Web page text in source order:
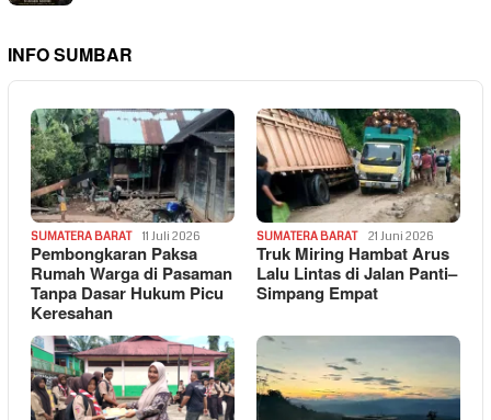
INFO SUMBAR
SUMATERA BARAT 11 Juli 2026
Pembongkaran Paksa
Rumah Warga di Pasaman
Tanpa Dasar Hukum Picu
Keresahan
SUMATERA BARAT 21 Juni 2026
Truk Miring Hambat Arus
Lalu Lintas di Jalan Panti–
Simpang Empat